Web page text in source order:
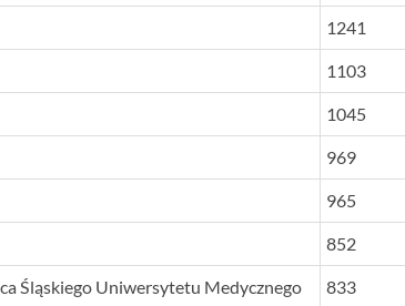
1241
1103
1045
969
965
852
Śląskiego Uniwersytetu Medycznego
833